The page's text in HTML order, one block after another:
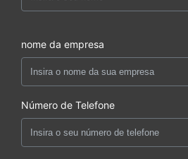
nome da empresa
Número de Telefone